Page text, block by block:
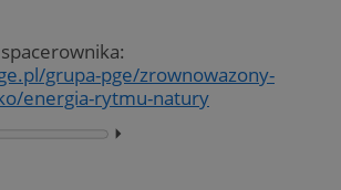
grupa-pge/zrownowazony-
energia-rytmu-natury
⏵︎